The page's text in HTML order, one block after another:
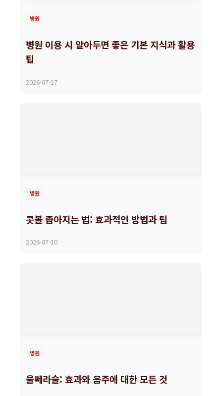
병원
병원 이용 시 알아두면 좋은 기본 지식과 활용
팁
2026-07-17
병원
콧볼 좁아지는 법: 효과적인 방법과 팁
2026-07-10
병원
울쎄라술: 효과와 음주에 대한 모든 것